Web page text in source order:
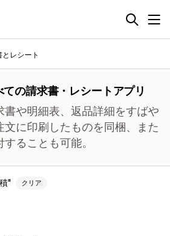
とレシート
の請求書・レシートアプリ
書や明細表、返品詳細をすばや
文に印刷したものを同梱、また
ることも可能。
クリア